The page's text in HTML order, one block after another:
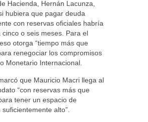
Hacienda, Hernán Lacunza,
hubiera que pagar deuda
con reservas oficiales habría
cinco o seis meses. Para el
otorga “tiempo más que
renegociar los compromisos
Monetario Internacional.
que Mauricio Macri llega al
“con reservas más que
tener un espacio de
alto”.